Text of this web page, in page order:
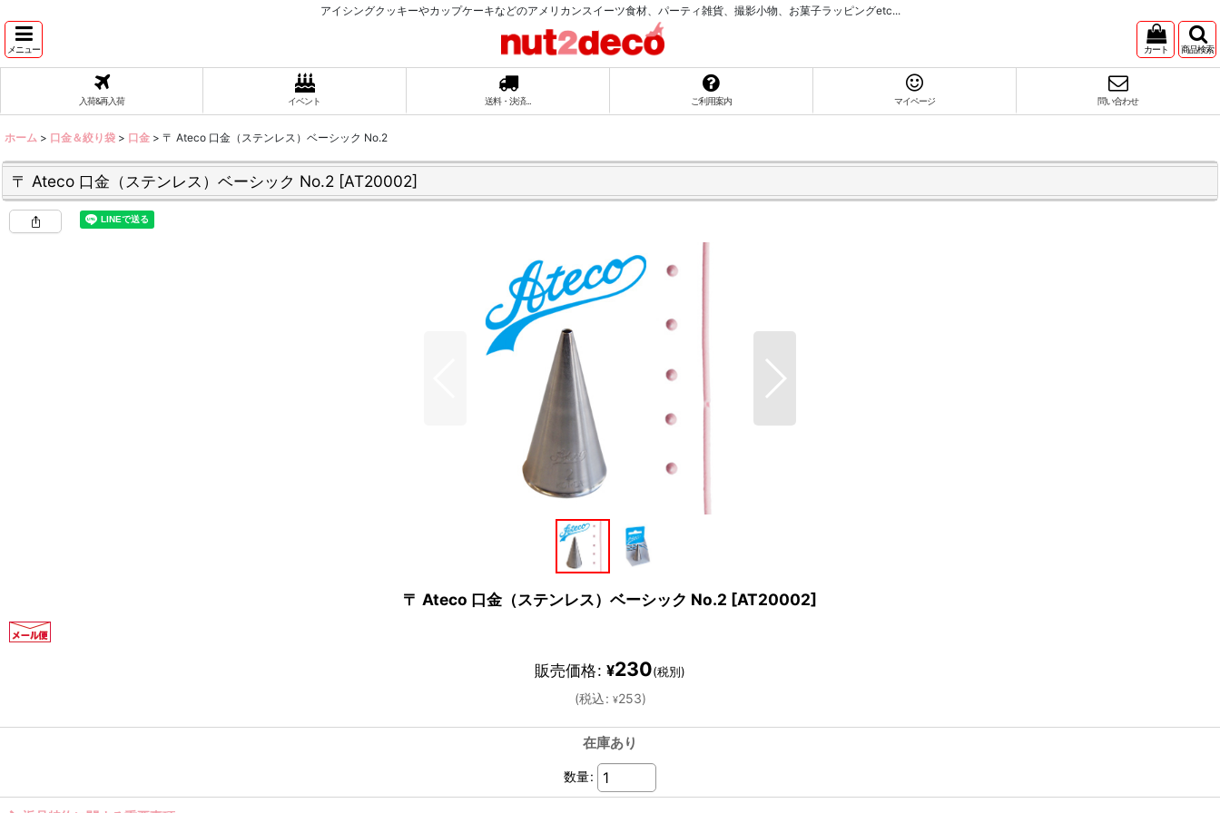
アイシングクッキーやカップケーキなどのアメリカンスイーツ食材、パーティ雑貨、撮影小物、お菓子ラッピングetc...
メニュー カート 商品検索
入荷&再入荷 イベント 送料・決済... ご利用案内 マイページ 問い合わせ
ホーム > 口金＆絞り袋 > 口金 > 〒 Ateco 口金（ステンレス）ベーシック No.2
〒 Ateco 口金（ステンレス）ベーシック No.2 [AT20002]
〒 Ateco 口金（ステンレス）ベーシック No.2 [AT20002]
販売価格: ¥230(税別)
(税込: ¥253)
在庫あり
数量: